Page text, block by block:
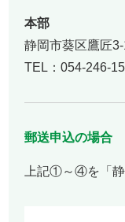
本部
静岡市葵区鷹匠
TEL：054-246-
郵送申込の場合
上記①～④を「静